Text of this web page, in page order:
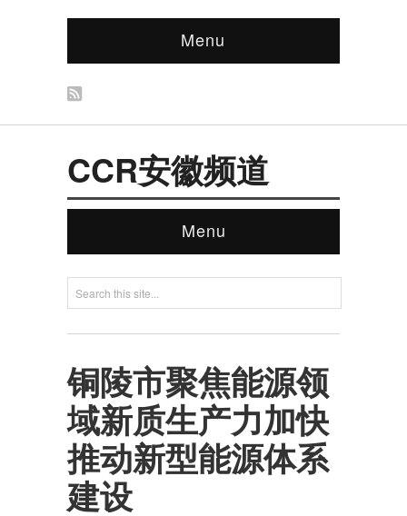
Menu
CCR安徽频道
Menu
铜陵市聚焦能源领
域新质生产力加快
推动新型能源体系
建设